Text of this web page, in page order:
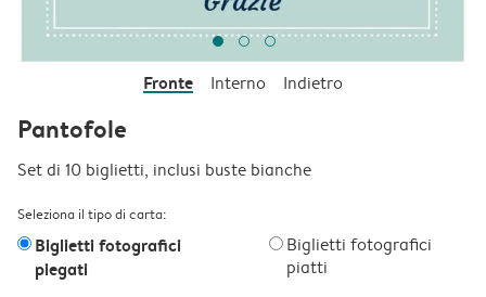
Fronte Interno Indietro
Pantofole
Set di 10 biglietti, inclusi buste bianche
Seleziona il tipo di carta:
Biglietti fotografici
piegati
Biglietti fotografici
piatti